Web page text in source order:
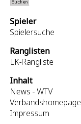
Spieler
Spielersuche
Ranglisten
LK-Rangliste
Inhalt
News - WTV
Verbandshomepage
Impressum